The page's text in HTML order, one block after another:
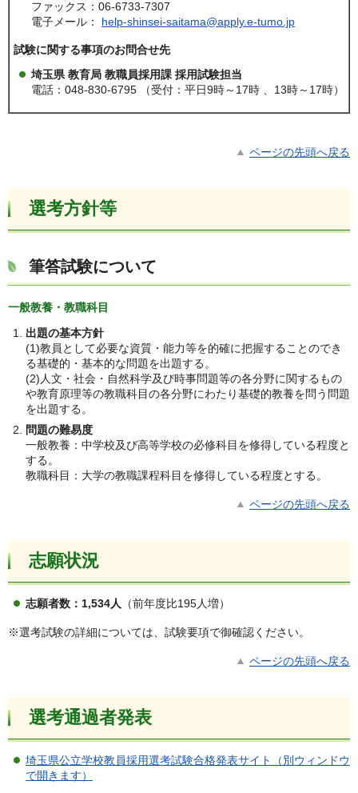
ファックス：06-6733-7307
電子メール： help-shinsei-saitama@apply.e-tumo.jp
試験に関する事項のお問合せ先
埼玉県 教育局 教職員採用課 採用試験担当
電話：048-830-6795 （受付：平日9時～17時 、13時～17時）
ページの先頭へ戻る
選考方針等
筆答試験について
一般教養・教職科目
出題の基本方針
(1)教員として必要な資質・能力等を的確に把握することのでき
る基礎的・基本的な問題を出題する。
(2)人文・社会・自然科学及び時事問題等の各分野に関するもの
や教育原理等の教職科目の各分野にわたり基礎的教養を問う問題
を出題する。
問題の難易度
一般教養：中学校及び高等学校の必修科目を修得している程度と
する。
教職科目：大学の教職課程科目を修得している程度とする。
ページの先頭へ戻る
志願状況
志願者数：1,534人 （前年度比195人増）
※選考試験の詳細については、試験要項で御確認ください。
ページの先頭へ戻る
選考通過者発表
埼玉県公立学校教員採用選考試験合格発表サイト（別ウィンドウ
で開きます）